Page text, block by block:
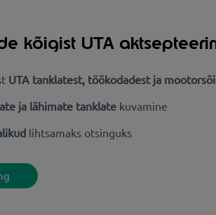
kõigist UTA
UTA tanklatest, töökodadest ja
ja lähimate tanklate kuvamine
lihtsamaks otsinguks